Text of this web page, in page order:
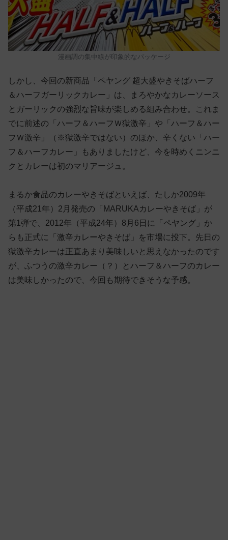
漫画調の集中線が印象的なパッケージ
しかし、今回の新商品「ペヤング 超大盛やきそばハーフ
＆ハーフガーリックカレー」は、まろやかなカレーソース
とガーリックの強烈な旨味が楽しめる組み合わせ。これま
でに前述の「ハーフ＆ハーフＷ獄激辛」や「ハーフ＆ハー
フＷ激辛」（※獄激辛ではない）のほか、辛くない「ハー
フ＆ハーフカレー」もありましたけど、今を時めくニンニ
クとカレーは初のマリアージュ。
まるか食品のカレーやきそばといえば、たしか2009年
（平成21年）2月発売の「MARUKAカレーやきそば」が
第1弾で、2012年（平成24年）8月6日に「ペヤング」か
らも正式に「激辛カレーやきそば」を市場に投下。先日の
獄激辛カレーは正直あまり美味しいと思えなかったのです
が、ふつうの激辛カレー（？）とハーフ＆ハーフのカレー
は美味しかったので、今回も期待できそうな予感。